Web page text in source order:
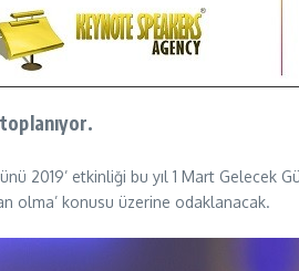
2019’ etkinliği bu yıl 1 Mart
olma’ konusu üzerine odaklanacak.